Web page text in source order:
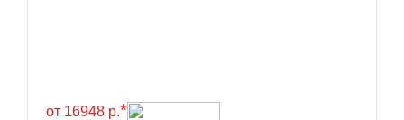
от 16948 р.*